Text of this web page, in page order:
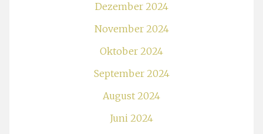
Dezember 2024
November 2024
Oktober 2024
September 2024
August 2024
Juni 2024